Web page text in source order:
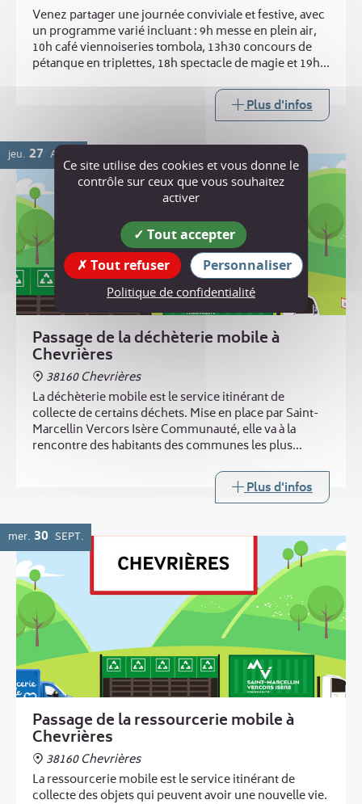
Venez partager une journée conviviale et festive, avec
un programme varié incluant : 9h messe en plein air,
10h café viennoiseries tombola, 13h30 concours de
pétanque en triplettes, 18h spectacle de magie et 19h
Plus d'infos
jeu. 27 AOÛT
Passage de la déchèterie mobile à
Chevrières
38160 Chevrières
La déchèterie mobile est le service itinérant de
collecte de certains déchets. Mise en place par Saint-
Marcellin Vercors Isère Communauté, elle va à la
rencontre des habitants des communes les plus
Plus d'infos
mer. 30 SEPT.
Passage de la ressourcerie mobile à
Chevrières
38160 Chevrières
La ressourcerie mobile est le service itinérant de
collecte des objets qui peuvent avoir une nouvelle vie.
Ce site utilise des cookies et vous donne le
contrôle sur ceux que vous souhaitez
activer
Tout accepter
Tout refuser
Personnaliser
Politique de confidentialité